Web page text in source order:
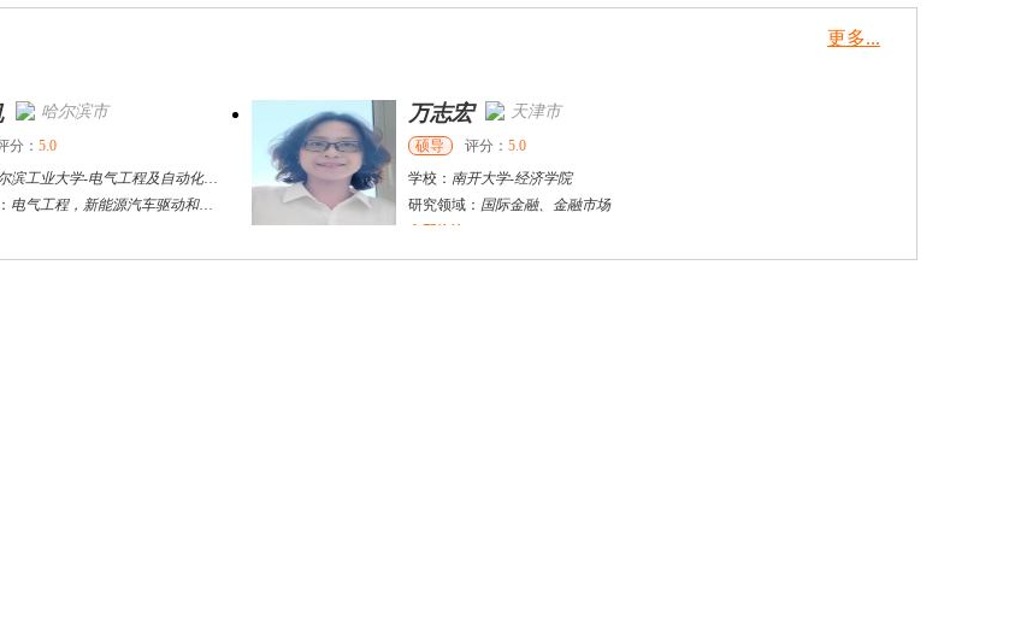
更多...
天津市
学校：南开大学
经济学院
研究领域：国际金融、金融市场
研究领域：
杜** 黄浦区 戴稳胜 北京市